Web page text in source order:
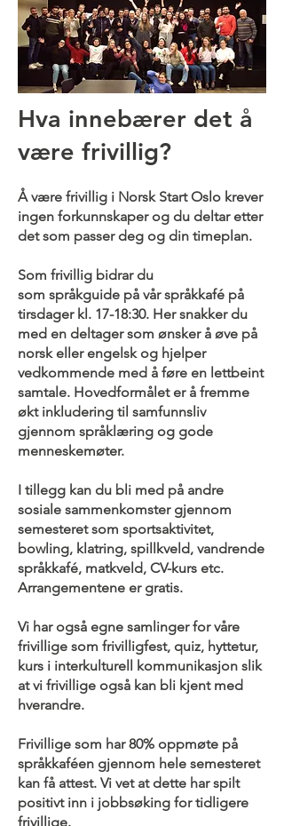
Hva innebærer det å
være frivillig?
Å være frivillig i Norsk Start Oslo krever
ingen forkunnskaper og du deltar etter
det som passer deg og din timeplan.
Som frivillig bidrar du
som språkguide på vår språkkafé på
tirsdager kl. 17-18:30. Her snakker du
med en deltager som ønsker å øve på
norsk eller engelsk og hjelper
vedkommende med å føre en lettbeint
samtale. Hovedformålet er å fremme
økt inkludering til samfunnsliv
gjennom språklæring og gode
menneskemøter.
I tillegg kan du bli med på andre
sosiale sammenkomster gjennom
semesteret som sportsaktivitet,
bowling, klatring, spillkveld, vandrende
språkkafé, matkveld, CV-kurs etc.
Arrangementene er gratis.
Vi har også egne samlinger for våre
frivillige som frivilligfest, quiz, hyttetur,
kurs i interkulturell kommunikasjon slik
at vi frivillige også kan bli kjent med
hverandre.
Frivillige som har 80% oppmøte på
språkkaféen gjennom hele semesteret
kan få attest. Vi vet at dette har spilt
positivt inn i jobbsøking for tidligere
frivillige.